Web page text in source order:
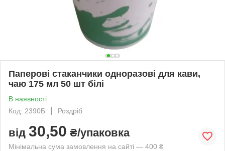
Паперові стаканчики одноразові для кави,
чаю 175 мл 50 шт білі
В наявності
Код: 2390Б
Роздріб
від 30,50 ₴/упаковка
Мінімальна сума замовлення на сайті — 400 ₴